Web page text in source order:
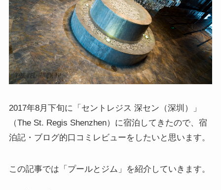
2017年8月下旬に 「セントレジス 深セン（深圳）」
（The St. Regis Shenzhen）に宿泊してきたので、宿
泊記・ブログ的口コミレビューをしたいと思います。
この記事では 「プールとジム」を紹介 していきます。